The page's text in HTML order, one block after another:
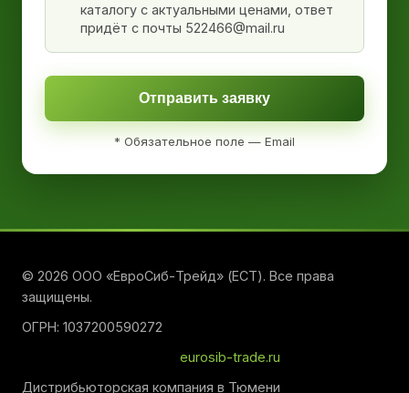
каталогу с актуальными ценами, ответ
придёт с почты 522466@mail.ru
Отправить заявку
* Обязательное поле — Email
© 2026 ООО «ЕвроСиб-Трейд» (ЕСТ). Все права
защищены.
ОГРН: 1037200590272
eurosib-trade.ru
Дистрибьюторская компания в Тюмени